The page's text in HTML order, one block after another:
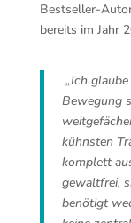
Bestseller-
bereits im Jahr
„Ich
Bewegung
kühnsten
komplett
gewaltfrei,
benötigt